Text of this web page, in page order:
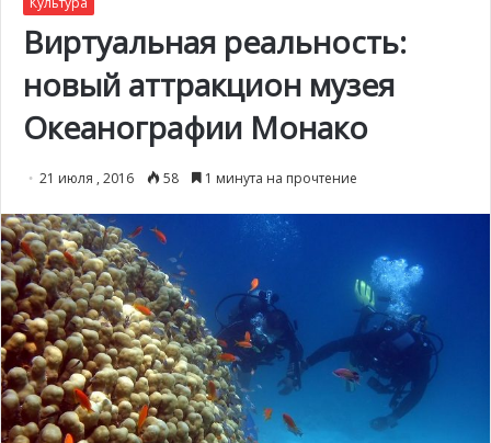
Виртуальная реальность:
новый аттракцион музея
Океанографии Монако
21 июля , 2016 58 1 минута на прочтение